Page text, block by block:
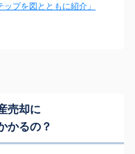
プを図とともに紹介」
売却に
かるの？